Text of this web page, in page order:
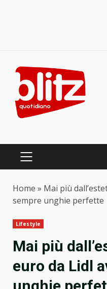
content
PRIMARY
Home » Mai più
sempre unghie perfette
Lifestyle
Mai più
euro da Lidl